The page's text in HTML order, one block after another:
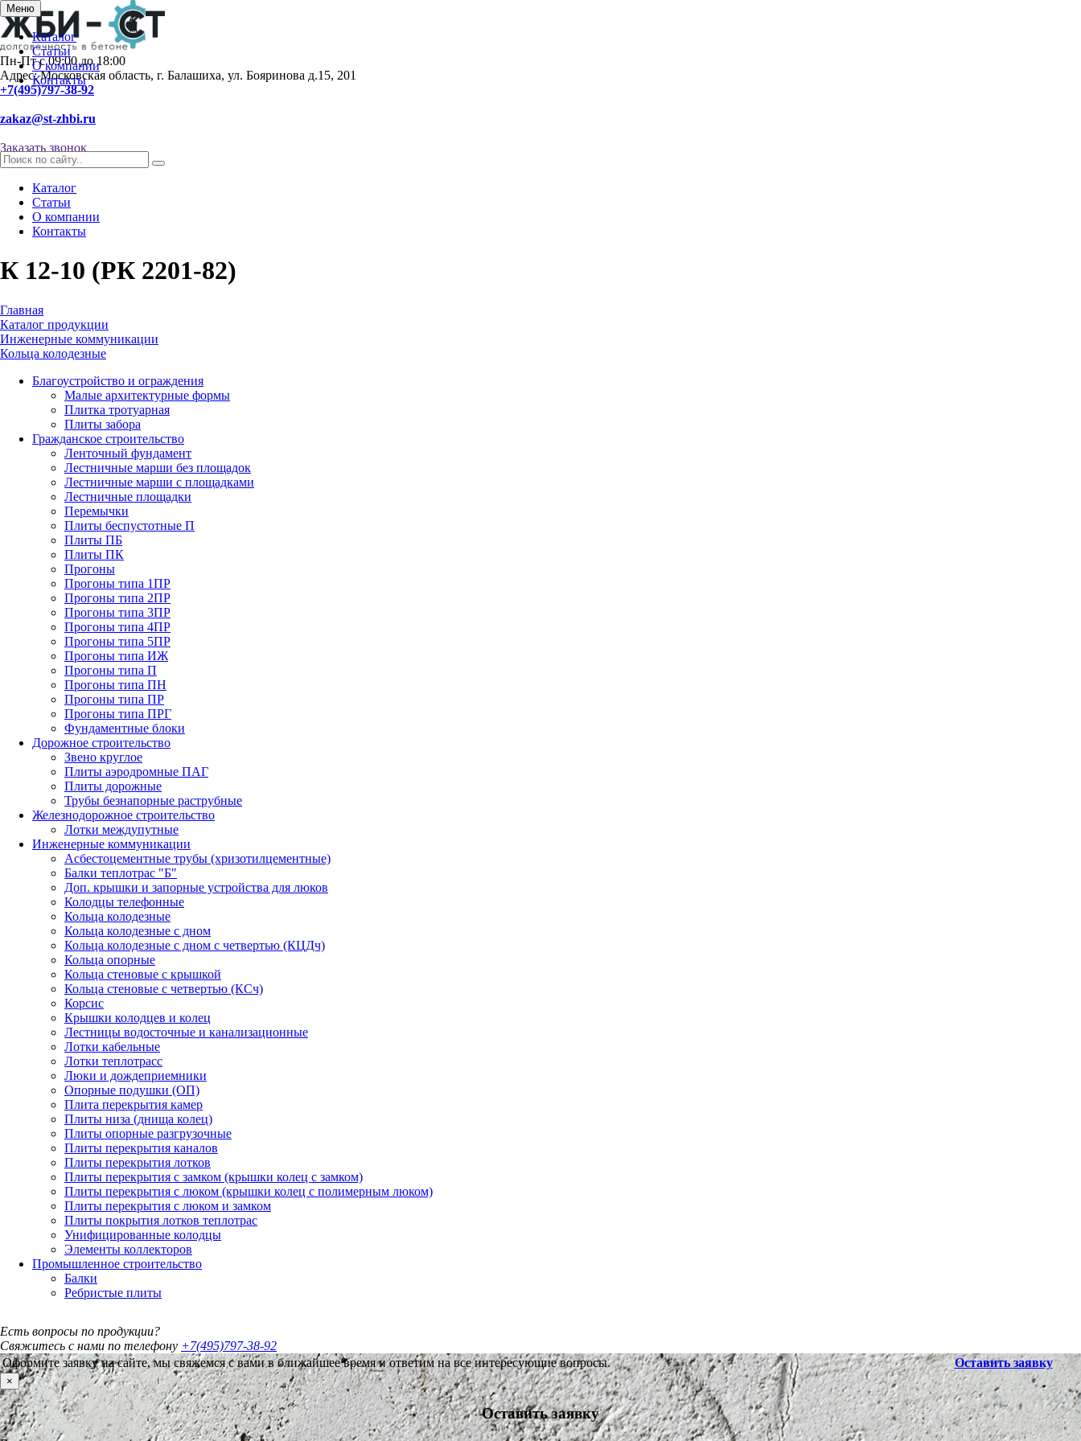
Меню
Каталог
Статьи
О компании
Контакты
Пн-Пт с 09:00 до 18:00
Адрес: Московская область, г. Балашиха, ул. Бояринова д.15, 201
+7(495)797-38-92
zakaz@st-zhbi.ru
Заказать звонок
Каталог
Статьи
О компании
Контакты
К 12-10 (РК 2201-82)
Главная
Каталог продукции
Инженерные коммуникации
Кольца колодезные
Благоустройство и ограждения
Малые архитектурные формы
Плитка тротуарная
Плиты забора
Гражданское строительство
Ленточный фундамент
Лестничные марши без площадок
Лестничные марши с площадками
Лестничные площадки
Перемычки
Плиты беспустотные П
Плиты ПБ
Плиты ПК
Прогоны
Прогоны типа 1ПР
Прогоны типа 2ПР
Прогоны типа 3ПР
Прогоны типа 4ПР
Прогоны типа 5ПР
Прогоны типа ИЖ
Прогоны типа П
Прогоны типа ПН
Прогоны типа ПР
Прогоны типа ПРГ
Фундаментные блоки
Дорожное строительство
Звено круглое
Плиты аэродромные ПАГ
Плиты дорожные
Трубы безнапорные раструбные
Железнодорожное строительство
Лотки междупутные
Инженерные коммуникации
Асбестоцементные трубы (хризотилцементные)
Балки теплотрас "Б"
Доп. крышки и запорные устройства для люков
Колодцы телефонные
Кольца колодезные
Кольца колодезные с дном
Кольца колодезные с дном с четвертью (КЦДч)
Кольца опорные
Кольца стеновые с крышкой
Кольца стеновые с четвертью (КСч)
Корсис
Крышки колодцев и колец
Лестницы водосточные и канализационные
Лотки кабельные
Лотки теплотрасс
Люки и дождеприемники
Опорные подушки (ОП)
Плита перекрытия камер
Плиты низа (днища колец)
Плиты опорные разгрузочные
Плиты перекрытия каналов
Плиты перекрытия лотков
Плиты перекрытия с замком (крышки колец с замком)
Плиты перекрытия с люком (крышки колец с полимерным люком)
Плиты перекрытия с люком и замком
Плиты покрытия лотков теплотрас
Унифицированные колодцы
Элементы коллекторов
Промышленное строительство
Балки
Ребристые плиты
Есть вопросы по продукции?
Свяжитесь с нами по телефону +7(495)797-38-92
Оформите заявку на сайте, мы свяжемся с вами в ближайшее время и ответим на все интересующие вопросы.
Оставить заявку
×
Оставить заявку